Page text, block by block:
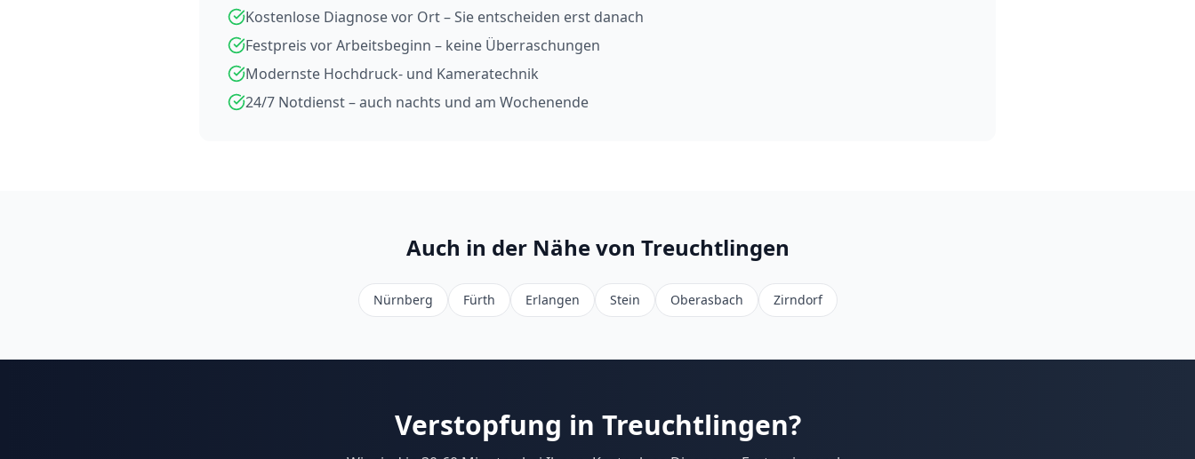
Kostenlose Diagnose vor Ort – Sie entscheiden erst danach
Festpreis vor Arbeitsbeginn – keine Überraschungen
Modernste Hochdruck- und Kameratechnik
24/7 Notdienst – auch nachts und am Wochenende
Auch in der Nähe von Treuchtlingen
Nürnberg Fürth Erlangen Stein Oberasbach Zirndorf
Verstopfung in Treuchtlingen?